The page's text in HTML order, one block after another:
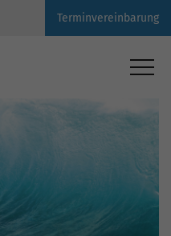
Terminvereinbarung